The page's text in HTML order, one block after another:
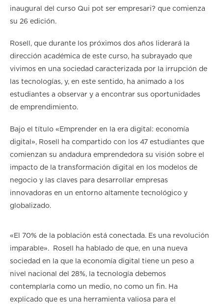
inaugural del curso Qui pot ser empresari? que comienza
su 26 edición.
Rosell, que durante los próximos dos años liderará la
dirección académica de este curso, ha subrayado que
vivimos en una sociedad caracterizada por la irrupción de
las tecnologías, y, en este sentido, ha animado a los
estudiantes a observar y a encontrar sus oportunidades
de emprendimiento.
Bajo el título «Emprender en la era digital: economía
digital», Rosell ha compartido con los 47 estudiantes que
comienzan su andadura emprendedora su visión sobre el
impacto de la transformación digital en los modelos de
negocio y las claves para desarrollar empresas
innovadoras en un entorno altamente tecnológico y
globalizado.
«El 70% de la población está conectada. Es una revolución
imparable». Rosell ha hablado de que, en una nueva
sociedad en la que la economía digital tiene un peso a
nivel nacional del 28%, la tecnología debemos
contemplarla como un medio, no como un fin. Ha
explicado que es una herramienta valiosa para el